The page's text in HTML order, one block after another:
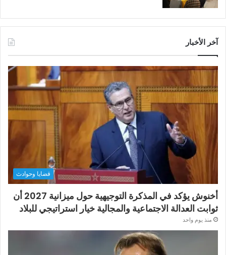
آخر الأخبار
قضايا وحوادث
أخنوش يؤكد في المذكرة التوجيهية حول ميزانية 2027 أن
ثوابت العدالة الاجتماعية والمجالية خيار استراتيجي للبلاد
منذ يوم واحد